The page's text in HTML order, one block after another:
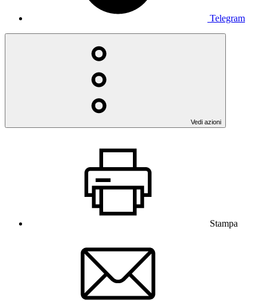
Telegram
Vedi azioni
Stampa